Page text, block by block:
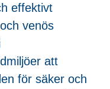
effektivt
venös
att
för säker och